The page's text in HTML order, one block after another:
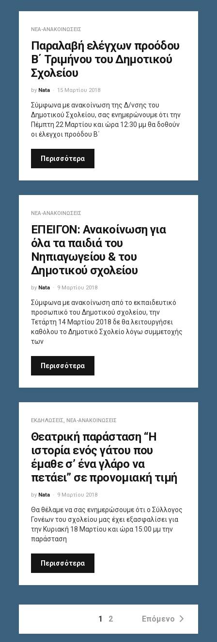
ΝΈΑ-ΑΝΑΚΟΙΝΏΣΕΙΣ
Παραλαβή ελέγχων προόδου
Β΄ Τριμήνου του Δημοτικού
Σχολείου
by Nata 15 Μαρτίου 2018
Σύμφωνα με ανακοίνωση της Δ/νσης του
Δημοτικού Σχολείου, σας ενημερώνουμε ότι την
Πέμπτη 22 Μαρτίου και ώρα 12:30 μμ θα δοθούν
οι έλεγχοι προόδου Β΄
Περισσότερα
ΝΈΑ-ΑΝΑΚΟΙΝΏΣΕΙΣ
ΕΠΕΙΓΟΝ: Ανακοίνωση για
όλα τα παιδιά του
Νηπιαγωγείου & του
Δημοτικού σχολείου
by Nata 9 Μαρτίου 2018
Σύμφωνα με ανακοίνωση από το εκπαιδευτικό
προσωπικό του Δημοτικού σχολείου, την
Τετάρτη 14 Μαρτίου 2018 δε θα λειτουργήσει
καθόλου το Δημοτικό Σχολείο λόγω συμμετοχής
των
Περισσότερα
ΕΚΔΗΛΏΣΕΙΣ, ΝΈΑ-ΑΝΑΚΟΙΝΏΣΕΙΣ
Θεατρική παράσταση “Η
ιστορία ενός γάτου που
έμαθε σ’ ένα γλάρο να
πετάει” σε προνομιακή τιμή
by Nata 9 Μαρτίου 2018
Θα θέλαμε να σας ενημερώσουμε ότι ο Σύλλογος
Γονέων του σχολείου μας έχει εξασφαλίσει για
την Κυριακή 18 Μαρτίου και ώρα 15:00 μμ την
παράσταση
Περισσότερα
1 2 Επόμενο